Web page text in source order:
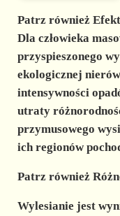
Patrz również
Dla człowieka
przyspieszonego
ekologicznej
intensywności
utraty
przymusowego
ich regionów
Patrz również
Wylesianie jest